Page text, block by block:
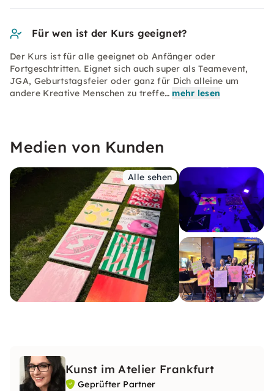
Für wen ist der Kurs geeignet?
Der Kurs ist für alle geeignet ob Anfänger oder
Fortgeschtritten. Eignet sich auch super als Teamevent,
JGA, Geburtstagsfeier oder ganz für Dich alleine um
andere Kreative Menschen zu treffe… mehr lesen
Medien von Kunden
Alle sehen
Kunst im Atelier Frankfurt
Geprüfter Partner